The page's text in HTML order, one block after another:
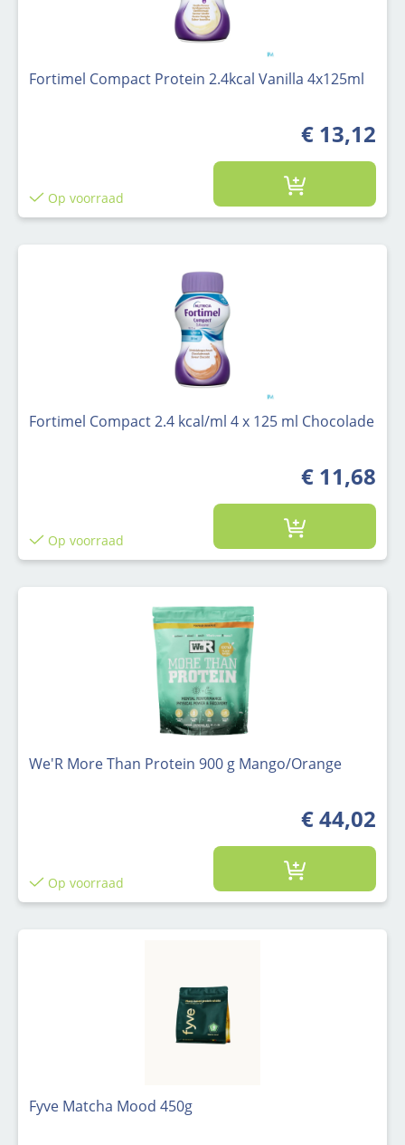
Fortimel Compact Protein 2.4kcal Vanilla 4x125ml
€ 13,12
Op voorraad
Fortimel Compact 2.4 kcal/ml 4 x 125 ml Chocolade
€ 11,68
Op voorraad
We'R More Than Protein 900 g Mango/Orange
€ 44,02
Op voorraad
Fyve Matcha Mood 450g